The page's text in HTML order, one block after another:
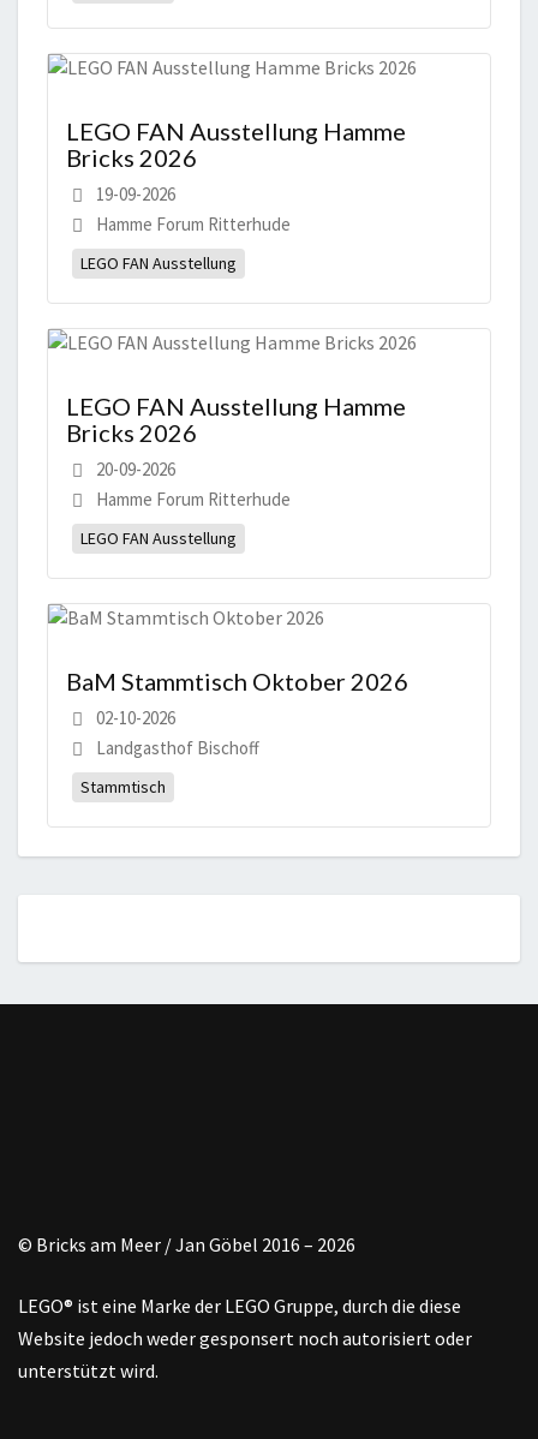
LEGO FAN Ausstellung Hamme
Bricks 2026
19-09-2026
Hamme Forum Ritterhude
LEGO FAN Ausstellung
LEGO FAN Ausstellung Hamme
Bricks 2026
20-09-2026
Hamme Forum Ritterhude
LEGO FAN Ausstellung
BaM Stammtisch Oktober 2026
02-10-2026
Landgasthof Bischoff
Stammtisch
© Bricks am Meer / Jan Göbel 2016 – 2026
LEGO® ist eine Marke der LEGO Gruppe, durch die diese
Website jedoch weder gesponsert noch autorisiert oder
unterstützt wird.